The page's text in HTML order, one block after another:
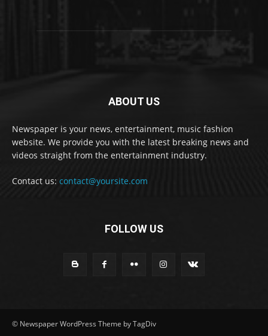
ABOUT US
Newspaper is your news, entertainment, music fashion
website. We provide you with the latest breaking news and
videos straight from the entertainment industry.
Contact us: contact@yoursite.com
FOLLOW US
© Newspaper WordPress Theme by TagDiv